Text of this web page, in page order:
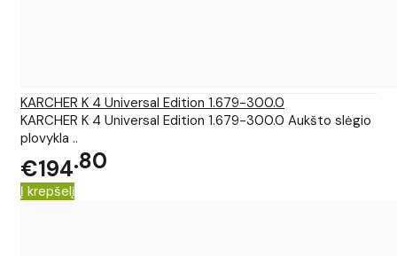
KARCHER K 4 Universal Edition 1.679-300.0
KARCHER K 4 Universal Edition 1.679-300.0 Aukšto slėgio
plovykla ..
€194 80
Į krepšelį